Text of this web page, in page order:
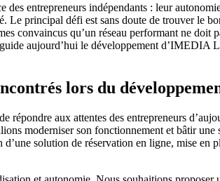
entrepreneurs indépendants : leur
Le principal défi est sans doute de trouver le
convaincus qu’un réseau performant ne
aujourd’hui le développement d’IMEDIA
lors du
répondre aux attentes des entrepreneurs
moderniser son fonctionnement et bâtir une
solution de réservation en ligne, mise en